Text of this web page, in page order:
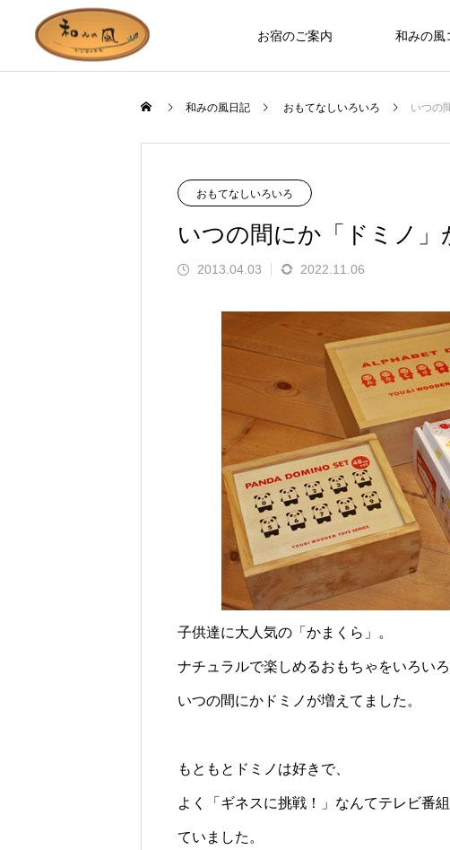
お宿のご案内 和みの風
お部屋やホールなど、木の温もりを感
じられる時間のために
誰もが知っているのに見た人は少ない動物
ロバの暮らしと魅力とは？
和みの風日記 おもてなしいろいろ いつの
おもてなしいろいろ
いつの間にか「ドミノ
2013.04.03 2022.11.06
子供達に大人気の「かまくら」。
ナチュラルで楽しめるおもちゃをいろい
いつの間にかドミノが増えてました。
もともとドミノは好きで、
よく「ギネスに挑戦！」なんてテレビ番
ていました。